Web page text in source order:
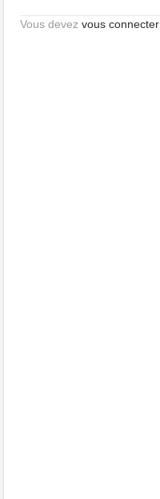
Vous devezvous connecter